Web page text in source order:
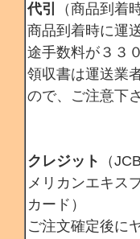
代引
（商品到着
商品到着時に運
途手数料が３３
領収書は運送業
ので、ご注意下
クレジット
（
メリカンエキス
カード）
ご注文確定後に